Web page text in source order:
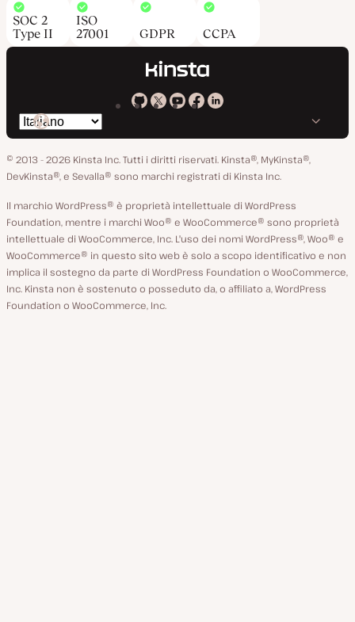
SOC 2
Type II
ISO
27001
GDPR CCPA
Kinsta
GitHub
Kinsta
X
Kinsta
YouTube
Kinsta
Facebook
Kinsta
LinkedIn
Cambia
lingua
© 2013 - 2026 Kinsta Inc. Tutti i diritti riservati. Kinsta®, MyKinsta®,
DevKinsta®, e Sevalla® sono marchi registrati di Kinsta Inc.
Il marchio WordPress® è proprietà intellettuale di WordPress
Foundation, mentre i marchi Woo® e WooCommerce® sono proprietà
intellettuale di WooCommerce, Inc. L'uso dei nomi WordPress®, Woo® e
WooCommerce® in questo sito web è solo a scopo identificativo e non
implica il sostegno da parte di WordPress Foundation o WooCommerce,
Inc. Kinsta non è sostenuto o posseduto da, o affiliato a, WordPress
Foundation o WooCommerce, Inc.